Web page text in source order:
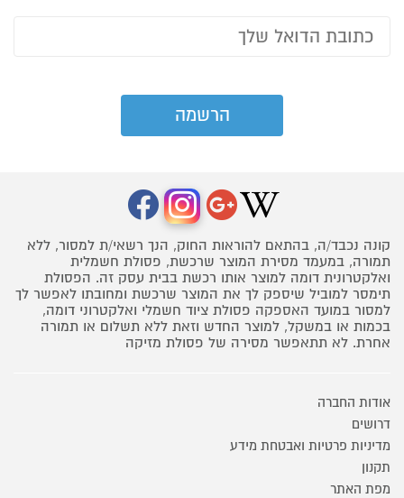
קונה נכבד/ה, בהתאם להוראות החוק, הנך רשאי/ת למסור, ללא
תמורה, במעמד מסירת המוצר שרכשת, פסולת חשמלית
ואלקטרונית דומה למוצר אותו רכשת בבית עסק זה. הפסולת
תימסר למוביל שיספק לך את המוצר שרכשת ומחובתו לאפשר לך
למסור במועד האספקה פסולת ציוד חשמלי ואלקטרוני דומה,
בכמות או במשקל, למוצר החדש וזאת ללא תשלום או תמורה
אחרת. לא תתאפשר מסירה של פסולת מזיקה
אודות החברה
דרושים
מדיניות פרטיות ואבטחת מידע
תקנון
מפת האתר